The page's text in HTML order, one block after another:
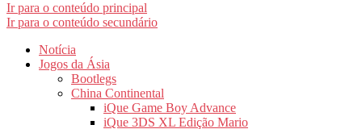
Ir para o conteúdo principal
Ir para o conteúdo secundário
Notícia
Jogos da Ásia
Bootlegs
China Continental
iQue Game Boy Advance
iQue 3DS XL Edição Mario